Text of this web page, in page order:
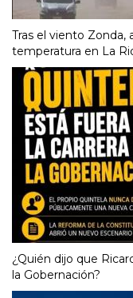
Tras el viento Zonda,
temperatura en La
¿Quién dijo que
la Gobernación?